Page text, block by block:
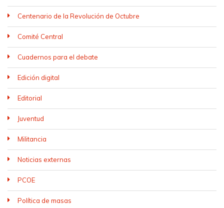
Centenario de la Revolución de Octubre
Comité Central
Cuadernos para el debate
Edición digital
Editorial
Juventud
Militancia
Noticias externas
PCOE
Política de masas